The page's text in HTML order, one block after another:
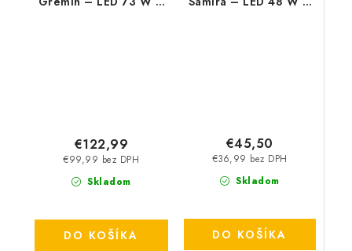
Skladom
€99,99 bez DPH
€122,99
DO KOŠÍKA
Skladom
€36,99 bez DPH
€45,50
DO KOŠÍKA